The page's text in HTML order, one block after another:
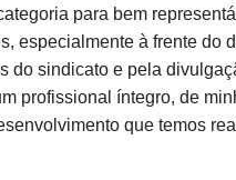
para bem
especialmente à frente do
sindicato e pela
profissional íntegro, de
que temos